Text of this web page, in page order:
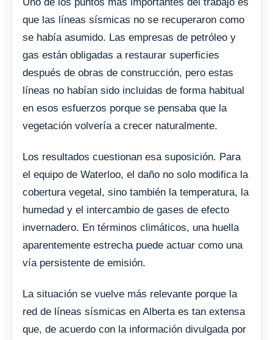
que las líneas sísmicas no se recuperaron como
se había asumido. Las empresas de petróleo y
gas están obligadas a restaurar superficies
después de obras de construcción, pero estas
líneas no habían sido incluidas de forma habitual
en esos esfuerzos porque se pensaba que la
vegetación volvería a crecer naturalmente.
Los resultados cuestionan esa suposición. Para
el equipo de Waterloo, el daño no solo modifica la
cobertura vegetal, sino también la temperatura, la
humedad y el intercambio de gases de efecto
invernadero. En términos climáticos, una huella
aparentemente estrecha puede actuar como una
vía persistente de emisión.
La situación se vuelve más relevante porque la
red de líneas sísmicas en Alberta es tan extensa
que, de acuerdo con la información divulgada por